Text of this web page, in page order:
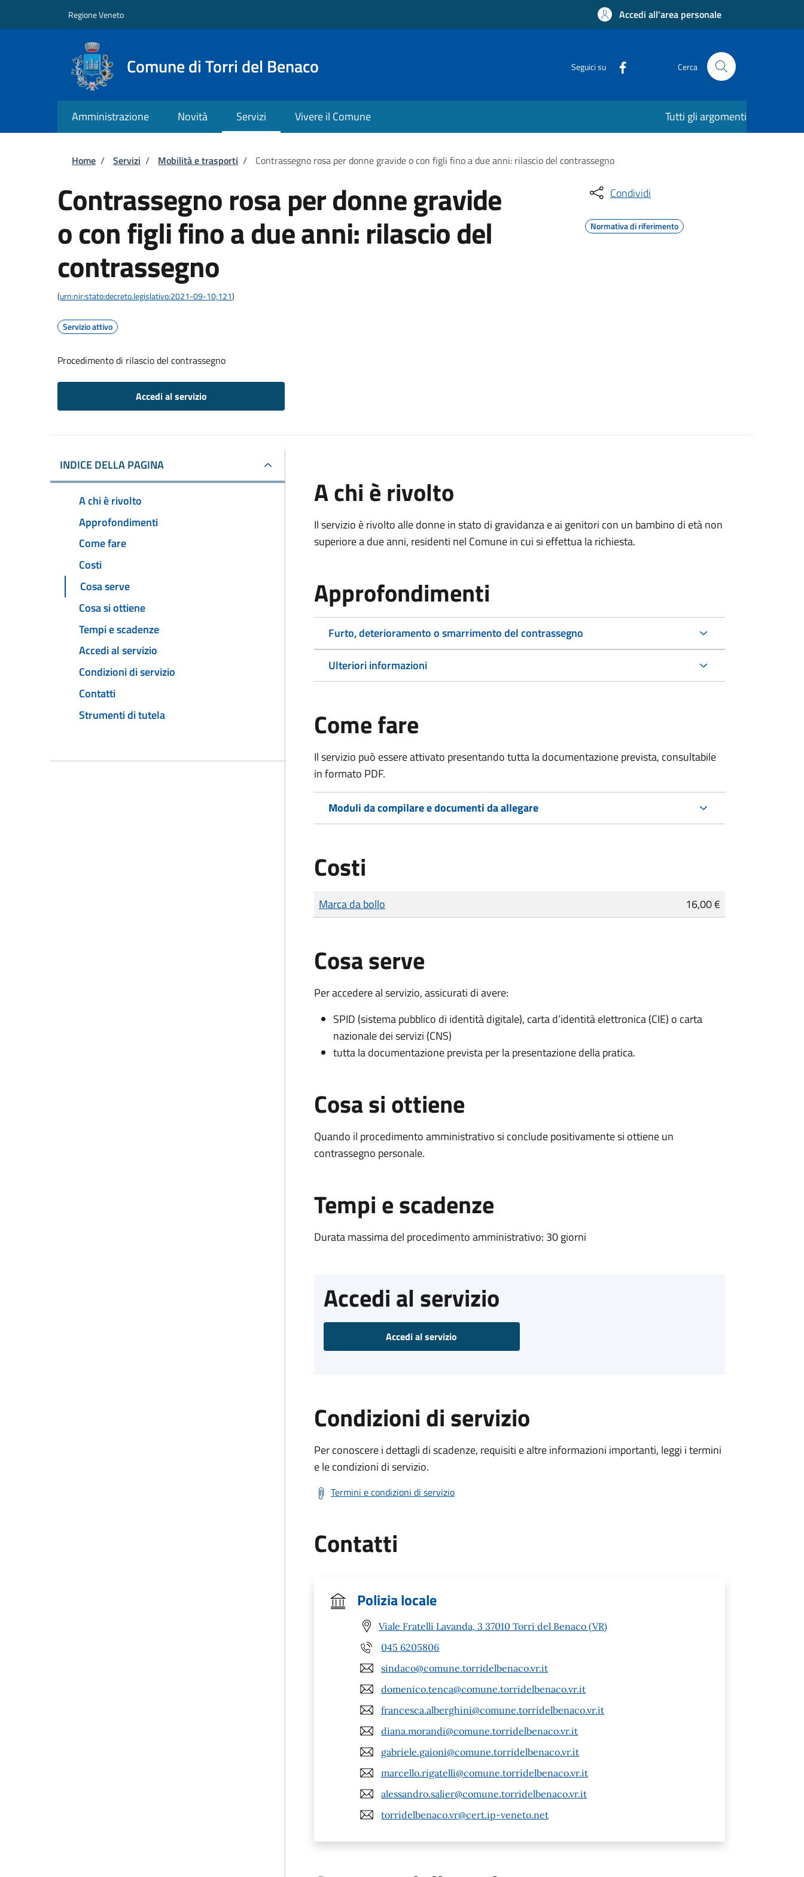
Regione Veneto Accedi all'area personale
Comune di Torri del Benaco Seguici su Cerca
Amministrazione Novità Servizi Vivere il Comune Tutti gli argomenti
Briciole di pane
Home / Servizi / Mobilità e trasporti / Contrassegno rosa per donne gravide o con figli fino a due anni: rilascio del contrassegno
Contrassegno rosa per donne gravide
o con figli fino a due anni: rilascio del
contrassegno
(urn:nir:stato:decreto.legislativo:2021-09-10;121)
Servizio attivo
Procedimento di rilascio del contrassegno
Accedi al servizio
Condividi
Normativa di riferimento
INDICE DELLA PAGINA
A chi è rivolto
Approfondimenti
Come fare
Costi
Cosa serve
Cosa si ottiene
Tempi e scadenze
Accedi al servizio
Condizioni di servizio
Contatti
Strumenti di tutela
A chi è rivolto
Il servizio è rivolto alle donne in stato di gravidanza e ai genitori con un bambino di età non
superiore a due anni, residenti nel Comune in cui si effettua la richiesta.
Approfondimenti
Furto, deterioramento o smarrimento del contrassegno
Ulteriori informazioni
Come fare
Il servizio può essere attivato presentando tutta la documentazione prevista, consultabile
in formato PDF.
Moduli da compilare e documenti da allegare
Costi
Tipo di pagamento
Importo
Marca da bollo 16,00 €
Cosa serve
Per accedere al servizio, assicurati di avere:
SPID (sistema pubblico di identità digitale), carta d’identità elettronica (CIE) o carta
nazionale dei servizi (CNS)
tutta la documentazione prevista per la presentazione della pratica.
Cosa si ottiene
Quando il procedimento amministrativo si conclude positivamente si ottiene un
contrassegno personale.
Tempi e scadenze
Durata massima del procedimento amministrativo: 30 giorni
Accedi al servizio
Accedi al servizio
Condizioni di servizio
Per conoscere i dettagli di scadenze, requisiti e altre informazioni importanti, leggi i termini
e le condizioni di servizio.
Termini e condizioni di servizio
Contatti
Polizia locale
Viale Fratelli Lavanda, 3 37010 Torri del Benaco (VR)
045 6205806
sindaco@comune.torridelbenaco.vr.it
domenico.tenca@comune.torridelbenaco.vr.it
francesca.alberghini@comune.torridelbenaco.vr.it
diana.morandi@comune.torridelbenaco.vr.it
gabriele.gaioni@comune.torridelbenaco.vr.it
marcello.rigatelli@comune.torridelbenaco.vr.it
alessandro.salier@comune.torridelbenaco.vr.it
torridelbenaco.vr@cert.ip-veneto.net